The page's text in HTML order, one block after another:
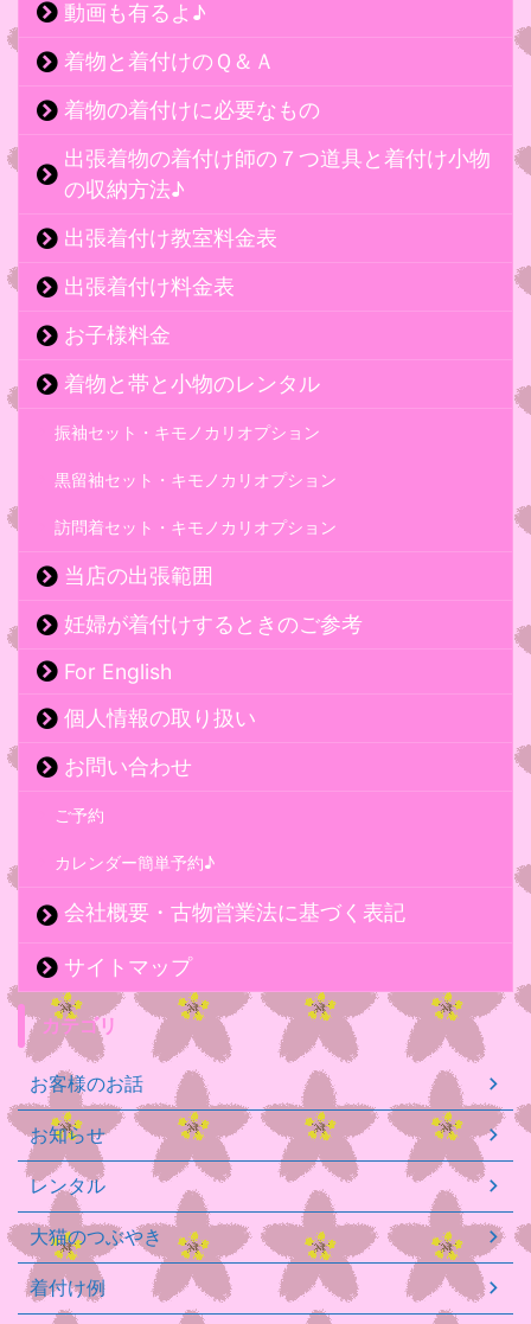
動画も有るよ♪
着物と着付けのＱ＆Ａ
着物の着付けに必要なもの
出張着物の着付け師の７つ道具と着付け小物
の収納方法♪
出張着付け教室料金表
出張着付け料金表
お子様料金
着物と帯と小物のレンタル
振袖セット・キモノカリオプション
黒留袖セット・キモノカリオプション
訪問着セット・キモノカリオプション
当店の出張範囲
妊婦が着付けするときのご参考
For English
個人情報の取り扱い
お問い合わせ
ご予約
カレンダー簡単予約♪
会社概要・古物営業法に基づく表記
サイトマップ
カテゴリ
お客様のお話
お知らせ
レンタル
大猫のつぶやき
着付け例